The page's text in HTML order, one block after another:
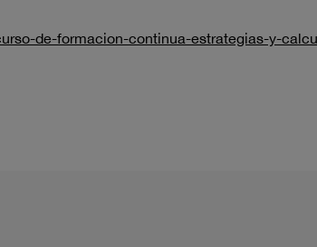
de-formacion-continua-estrategias-y-